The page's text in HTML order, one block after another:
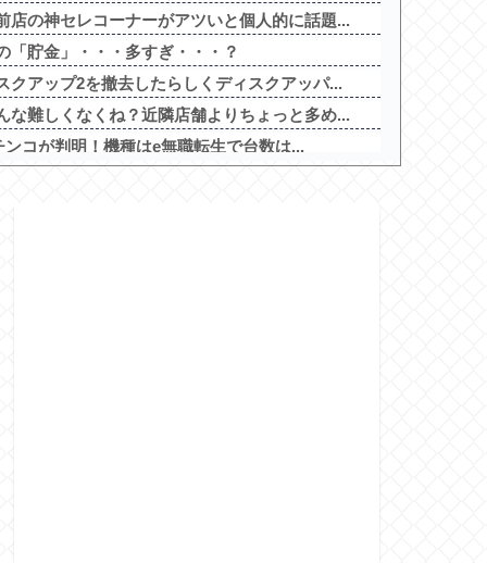
店の神セレコーナーがアツいと個人的に話題...
「貯金」・・・多すぎ・・・？
クアップ2を撤去したらしくディスクアッパ...
な難しくなくね？近隣店舗よりちょっと多め...
コが判明！機種はe無職転生で台数は...